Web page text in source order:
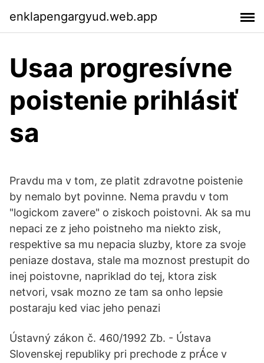
enklapengargyud.web.app
Usaa progresívne
poistenie prihlásiť
sa
Pravdu ma v tom, ze platit zdravotne poistenie
by nemalo byt povinne. Nema pravdu v tom
"logickom zavere" o ziskoch poistovni. Ak sa mu
nepaci ze z jeho poistneho ma niekto zisk,
respektive sa mu nepacia sluzby, ktore za svoje
peniaze dostava, stale ma moznost prestupit do
inej poistovne, napriklad do tej, ktora zisk
netvori, vsak mozno ze tam sa onho lepsie
postaraju ked viac jeho penazi
Ústavný zákon č. 460/1992 Zb. - Ústava
Slovenskej republiky pri prechode z prÁce v